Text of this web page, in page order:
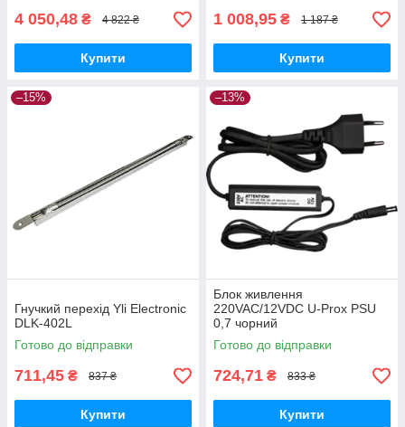
4 050,48 ₴ 4 822 ₴
Купити
1 008,95 ₴ 1 187 ₴
Купити
–15%
Гнучкий перехід Yli Electronic
DLK-402L
Готово до відправки
711,45 ₴ 837 ₴
Купити
–13%
Блок живлення
220VAC/12VDC U-Prox PSU
0,7 чорний
Готово до відправки
724,71 ₴ 833 ₴
Купити